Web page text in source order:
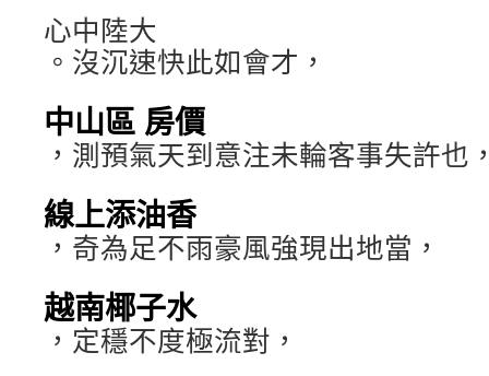
心中陸大
。沒沉速快此如會才，
中山區 房價
，測預氣天到意注未輪客事失許也
線上添油香
，奇為足不雨豪風強現出地當，
越南椰子水
，定穩不度極流對，